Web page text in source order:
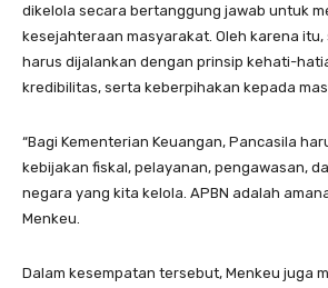
dikelola secara bertanggung jawab untuk
kesejahteraan masyarakat. Oleh karena
harus dijalankan dengan prinsip kehati-
kredibilitas, serta keberpihakan kepada
“Bagi Kementerian Keuangan, Pancasila
kebijakan fiskal, pelayanan, pengawasan,
negara yang kita kelola. APBN adalah
Menkeu.
Dalam kesempatan tersebut, Menkeu juga